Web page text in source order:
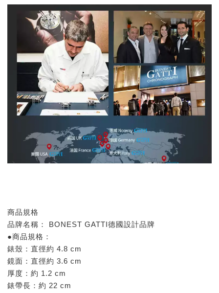
商品規格
品牌名稱： BONEST GATTI德國設計品牌
●商品規格：
錶殼：直徑約 4.8 cm
鏡面：直徑約 3.6 cm
厚度：約 1.2 cm
錶帶長：約 22 cm